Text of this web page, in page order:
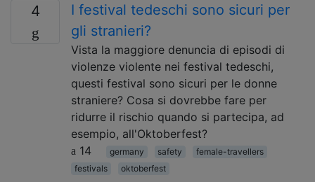
4
I festival tedeschi sono sicuri per
gli stranieri?
Vista la maggiore denuncia di episodi di
violenze violente nei festival tedeschi,
questi festival sono sicuri per le donne
straniere? Cosa si dovrebbe fare per
ridurre il rischio quando si partecipa, ad
esempio, all'Oktoberfest?
14
germany safety
female-travellers
festivals
oktoberfest